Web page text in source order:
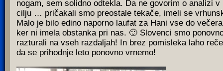
nogam, sem solidno odtekla. Da ne govorim o analizi v
cilju … pričakali smo preostale tekače, imeli se
Malo je bilo edino naporno laufat za Hani vse do
ker ni imela obstanka pri nas. 🙂 Slovenci smo
razturali na vseh razdaljah! In brez pomisleka laho
da se prihodnje leto ponovno vrnemo!